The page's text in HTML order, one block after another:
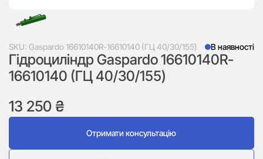
SKU: Gaspardo 16610140R-16610140 (ГЦ 40/30/155) В наявності
Гідроциліндр Gaspardo 16610140R-
16610140 (ГЦ 40/30/155)
13 250 ₴
Отримати консультацію